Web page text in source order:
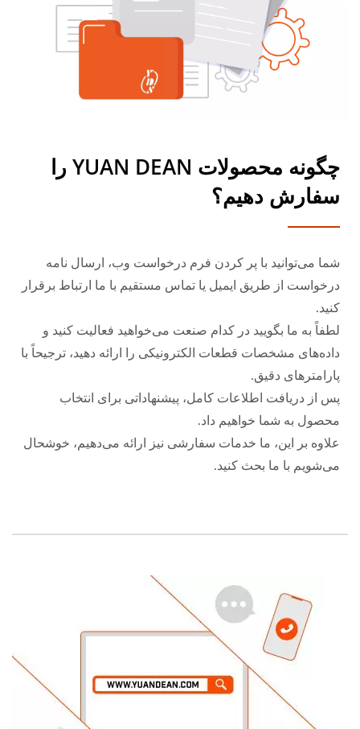
چگونه محصولات YUAN DEAN را
سفارش دهیم؟
شما می‌توانید با پر کردن فرم درخواست وب، ارسال نامه
درخواست از طریق ایمیل یا تماس مستقیم با ما ارتباط برقرار
کنید.
لطفاً به ما بگویید در کدام صنعت می‌خواهید فعالیت کنید و
داده‌های مشخصات قطعات الکترونیکی را ارائه دهید، ترجیحاً با
پارامترهای دقیق.
پس از دریافت اطلاعات کامل، پیشنهاداتی برای انتخاب
محصول به شما خواهیم داد.
علاوه بر این، ما خدمات سفارشی نیز ارائه می‌دهیم، خوشحال
می‌شویم با ما بحث کنید.